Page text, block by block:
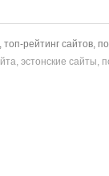
рейтинг сайтов,
эстонские